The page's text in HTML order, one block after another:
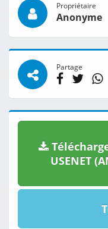
Propriétaire
Anonyme
Partage
USENET